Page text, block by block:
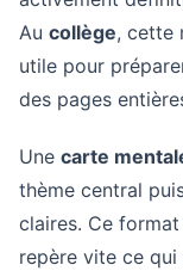
Au collège, cette
utile pour
des pages
Une carte
thème central
claires. Ce
repère vite ce qui